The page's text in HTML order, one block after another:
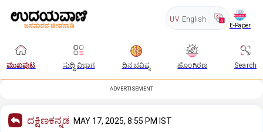
UV English
E-Paper
ಮುಖಪುಟ ಸುದ್ದಿ ವಿಭಾಗ ದಿನ ಭವಿಷ್ಯ ಹೊಂಗಿರಣ Search
ADVERTISEMENT
ದಕ್ಷಿಣಕನ್ನಡ MAY 17, 2025, 8:55 PM IST